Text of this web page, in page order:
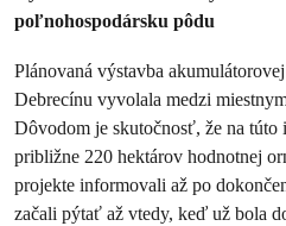
poľnohospodársku pôdu
Plánovaná výstavba
Debrecínu vyvolala medzi
Dôvodom je skutočnosť, že na
približne 220 hektárov hodnotnej
projekte informovali až po
začali pýtať až vtedy, keď už bola